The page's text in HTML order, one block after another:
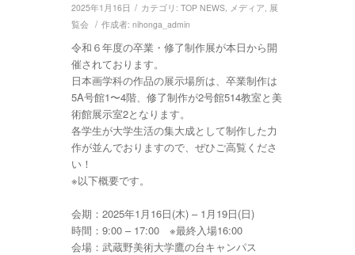
2025年1月16日 / カテゴリ: TOP NEWS, メディア, 展
覧会 / 作成者: nihonga_admin
令和６年度の卒業・修了制作展が本日から開
催されております。
日本画学科の作品の展示場所は、卒業制作は
5A号館1〜4階、修了制作が2号館514教室と美
術館展示室2となります。
各学生が大学生活の集大成として制作した力
作が並んでおりますので、ぜひご高覧くださ
い！
※以下概要です。
会期：2025年1月16日(木) – 1月19日(日)
時間：9:00 – 17:00 ※最終入場16:00
会場：武蔵野美術大学鷹の台キャンパス